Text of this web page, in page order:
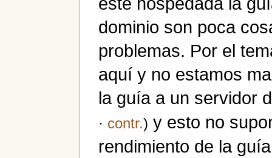
dominio son poca
problemas. Por el
aquí y no estamos
la guía a un servidor
· contr.) y esto no
rendimiento de la